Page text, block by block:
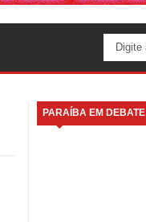
PARAÍBA EM